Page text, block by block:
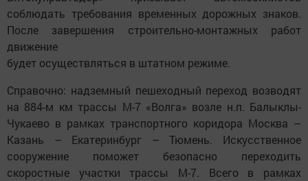
соблюдать требования временных дорожных знаков.
После завершения строительно-монтажных работ
движение
будет осуществляться в штатном режиме.
Справочно: надземный пешеходный переход возводят
на 884-м км трассы М-7 «Волга» возле н.п. Балыклы-
Чукаево в рамках транспортного коридора Москва –
Казань – Екатеринбург – Тюмень. Искусственное
сооружение поможет безопасно переходить
скоростные участки трассы М-7. Всего в рамках